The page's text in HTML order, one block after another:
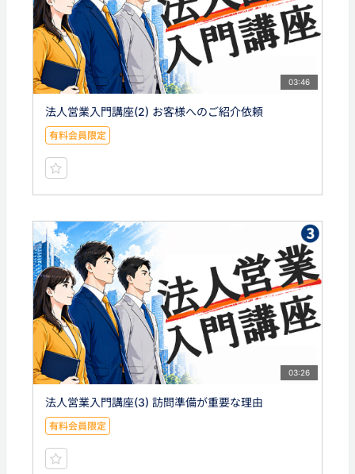
03:46
法人営業入門講座(2) お客様へのご紹介依頼
有料会員限定
03:26
法人営業入門講座(3) 訪問準備が重要な理由
有料会員限定